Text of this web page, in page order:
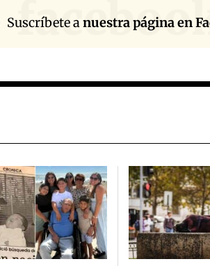
Suscríbete anuestra página en